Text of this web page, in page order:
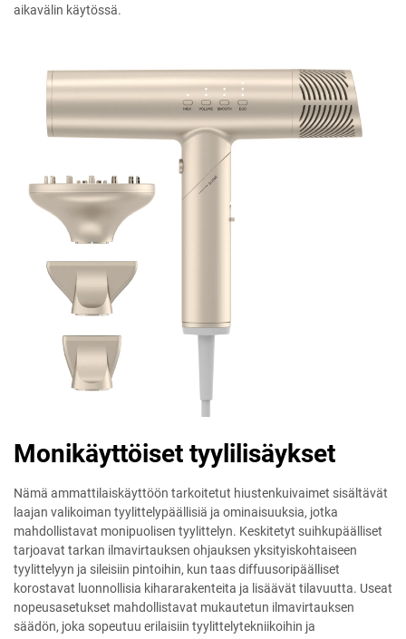
aikavälin käytössä.
Monikäyttöiset tyylilisäykset
Nämä ammattilaiskäyttöön tarkoitetut hiustenkuivaimet sisältävät
laajan valikoiman tyylittelypäällisiä ja ominaisuuksia, jotka
mahdollistavat monipuolisen tyylittelyn. Keskitetyt suihkupäälliset
tarjoavat tarkan ilmavirtauksen ohjauksen yksityiskohtaiseen
tyylittelyyn ja sileisiin pintoihin, kun taas diffuusoripäälliset
korostavat luonnollisia kihararakenteita ja lisäävät tilavuutta. Useat
nopeusasetukset mahdollistavat mukautetun ilmavirtauksen
säädön, joka sopeutuu erilaisiin tyylittelytekniikoihin ja